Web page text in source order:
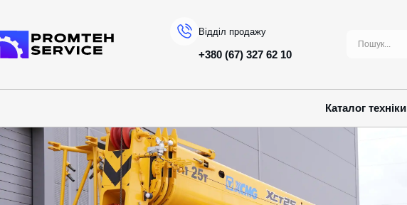
Відділ продажу
+380 (67) 327 62 10
Каталог техніки
КАТАЛОГ ТЕХНІКИ XCMG АВТОКРАНИ XCT25L4 SR